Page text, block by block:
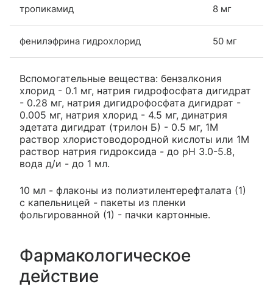
тропикамид 8 мг
фенилэфрина гидрохлорид 50 мг
Вспомогательные вещества: бензалкония
хлорид - 0.1 мг, натрия гидрофосфата дигидрат
- 0.28 мг, натрия дигидрофосфата дигидрат -
0.005 мг, натрия хлорид - 4.5 мг, динатрия
эдетата дигидрат (трилон Б) - 0.5 мг, 1М
раствор хлористоводородной кислоты или 1М
раствор натрия гидроксида - до pH 3.0-5.8,
вода д/и - до 1 мл.
10 мл - флаконы из полиэтилентерефталата (1)
с капельницей - пакеты из пленки
фольгированной (1) - пачки картонные.
Фармакологическое
действие